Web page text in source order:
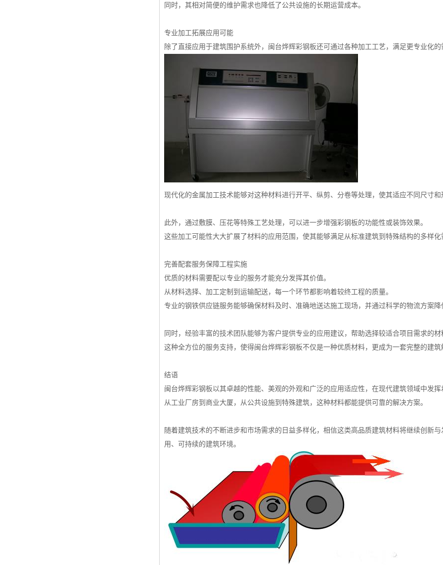
同时，其相对简便的维护需求也降低了公共设施的长期运营成本。
专业加工拓展应用可能
除了直接应用于建筑围护系统外，闽台烨辉彩钢板还可通过各种加工工艺，满足更专业化的
现代化的金属加工技术能够对这种材料进行开平、纵剪、分卷等处理，使其适应不同尺寸和
此外，通过敷膜、压花等特殊工艺处理，可以进一步增强彩钢板的功能性或装饰效果。
这些加工可能性大大扩展了材料的应用范围，使其能够满足从标准建筑到特殊结构的多样化
完善配套服务保障工程实施
优质的材料需要配以专业的服务才能充分发挥其价值。
从材料选择、加工定制到运输配送，每一个环节都影响着较终工程的质量。
专业的钢铁供应链服务能够确保材料及时、准确地送达施工现场，并通过科学的物流方案降
同时，经验丰富的技术团队能够为客户提供专业的应用建议，帮助选择较适合项目需求的材
这种全方位的服务支持，使得闽台烨辉彩钢板不仅是一种优质材料，更成为一套完整的建筑
结语
闽台烨辉彩钢板以其卓越的性能、美观的外观和广泛的应用适应性，在现代建筑领域中发挥
从工业厂房到商业大厦，从公共设施到特殊建筑，这种材料都能提供可靠的解决方案。
随着建筑技术的不断进步和市场需求的日益多样化，相信这类高品质建筑材料将继续创新
用、可持续的建筑环境。